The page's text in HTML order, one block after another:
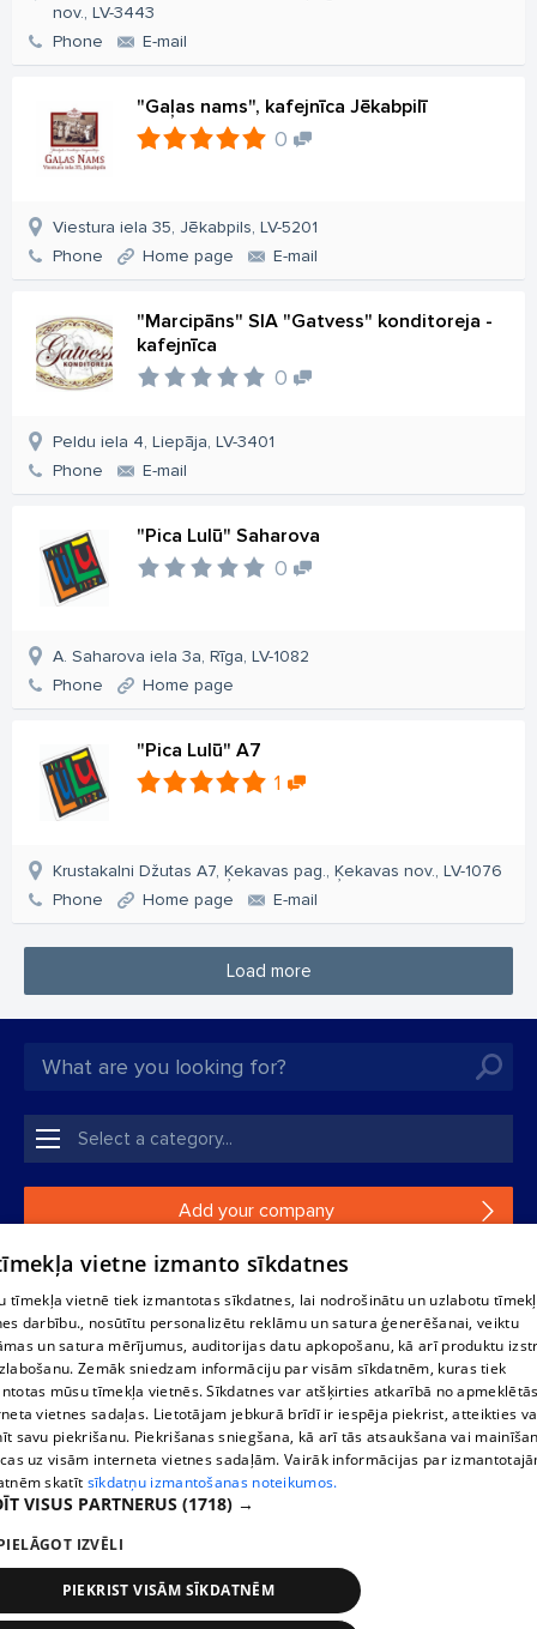
nov., LV-3443
Phone
E-mail
"Gaļas nams", kafejnīca Jēkabpilī
0
Viestura iela 35, Jēkabpils, LV-5201
Phone
Home page E-mail
"Marcipāns" SIA "Gatvess" konditoreja -
kafejnīca
0
Peldu iela 4, Liepāja, LV-3401
Phone
E-mail
"Pica Lulū" Saharova
0
A. Saharova iela 3a, Rīga, LV-1082
Phone
Home page
"Pica Lulū" A7
1
Krustakalni Džutas A7, Ķekavas pag., Ķekavas nov., LV-1076
Phone
Home page E-mail
Load more
Add your company
If your company is not in our database, please fill in a
Reproduction, or distribution of 1188 database, its parts or the
information contained in the database, or parts of information in
any form is strictly prohibited. Also automatic download is
prohibited. Reproduction of any material published on the
website 1188 is strictly forbidden without the editorial license of
1188 website.
Vortal assistance service: e-mail -
ElaboratedSIA Helio Media2004-2026
vietne izmanto sīkdatnes
tīmekļa vietnē tiek izmantotas sīkdatnes, lai nodrošinātu un uzlabotu
darbību., nosūtītu personalizētu reklāmu un satura ģenerēšanai, veiktu
un satura mērījumus, auditorijas datu apkopošanu, kā arī produktu
Zemāk sniedzam informāciju par visām sīkdatnēm, kuras tiek
mūsu tīmekļa vietnēs. Sīkdatnes var atšķirties atkarībā no
vietnes sadaļas. Lietotājam jebkurā brīdī ir iespēja piekrist, atteikties
savu piekrišanu. Piekrišanas sniegšana, kā arī tās atsaukšana vai
uz visām interneta vietnes sadaļām. Vairāk informācijas par
skatīt sīkdatņu izmantošanas noteikumos.
VISUS PARTNERUS (1718) →
IZVĒLI
PIEKRIST VISĀM SĪKDATNĒM